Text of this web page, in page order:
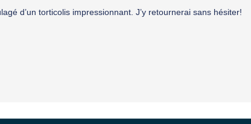
d’un torticolis impressionnant. J’y retournerai sans hésiter!